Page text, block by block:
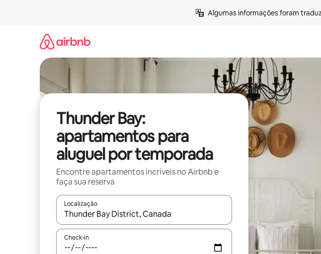
Algumas informações foram
Thunder Bay:
apartamentos para
aluguel por temporada
Encontre apartamentos incríveis no Airbnb e
faça sua reserva
Localização
Quando os resultados estiverem disponíveis, explore-os usando as seta para
Check-in